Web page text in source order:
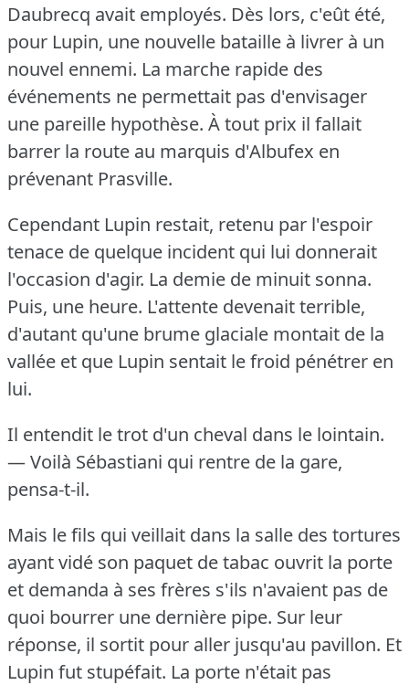
Daubrecq avait employés. Dès lors, c'eût été,
pour Lupin, une nouvelle bataille à livrer à un
nouvel ennemi. La marche rapide des
événements ne permettait pas d'envisager
une pareille hypothèse. À tout prix il fallait
barrer la route au marquis d'Albufex en
prévenant Prasville.
Cependant Lupin restait, retenu par l'espoir
tenace de quelque incident qui lui donnerait
l'occasion d'agir. La demie de minuit sonna.
Puis, une heure. L'attente devenait terrible,
d'autant qu'une brume glaciale montait de la
vallée et que Lupin sentait le froid pénétrer en
lui.
Il entendit le trot d'un cheval dans le lointain.
— Voilà Sébastiani qui rentre de la gare,
pensa-t-il.
Mais le fils qui veillait dans la salle des tortures
ayant vidé son paquet de tabac ouvrit la porte
et demanda à ses frères s'ils n'avaient pas de
quoi bourrer une dernière pipe. Sur leur
réponse, il sortit pour aller jusqu'au pavillon. Et
Lupin fut stupéfait. La porte n'était pas